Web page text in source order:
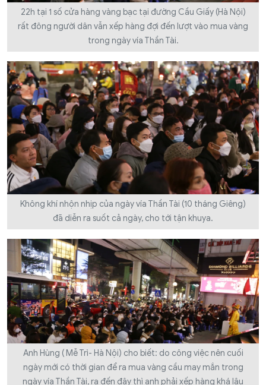
22h tại 1 số cửa hàng vàng bạc tại đường Cầu Giấy (Hà Nội)
rất đông người dân vẫn xếp hàng đợi đến lượt vào mua vàng
trong ngày vía Thần Tài.
Không khí nhộn nhịp của ngày vía Thần Tài (10 tháng Giêng)
đã diễn ra suốt cả ngày, cho tới tận khuya.
Anh Hùng ( Mễ Trì- Hà Nội) cho biết: do công việc nên cuối
ngày mới có thời gian để ra mua vàng cầu may mắn trong
ngày vía Thần Tài, ra đến đây thì anh phải xếp hàng khá lâu